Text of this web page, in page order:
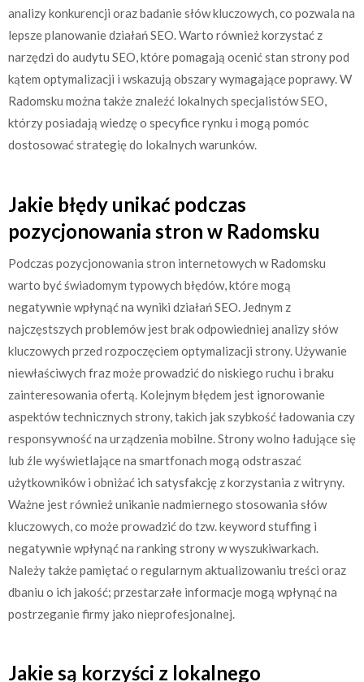
analizy konkurencji oraz badanie słów kluczowych, co pozwala na
lepsze planowanie działań SEO. Warto również korzystać z
narzędzi do audytu SEO, które pomagają ocenić stan strony pod
kątem optymalizacji i wskazują obszary wymagające poprawy. W
Radomsku można także znaleźć lokalnych specjalistów SEO,
którzy posiadają wiedzę o specyfice rynku i mogą pomóc
dostosować strategię do lokalnych warunków.
Jakie błędy unikać podczas
pozycjonowania stron w Radomsku
Podczas pozycjonowania stron internetowych w Radomsku
warto być świadomym typowych błędów, które mogą
negatywnie wpłynąć na wyniki działań SEO. Jednym z
najczęstszych problemów jest brak odpowiedniej analizy słów
kluczowych przed rozpoczęciem optymalizacji strony. Używanie
niewłaściwych fraz może prowadzić do niskiego ruchu i braku
zainteresowania ofertą. Kolejnym błędem jest ignorowanie
aspektów technicznych strony, takich jak szybkość ładowania czy
responsywność na urządzenia mobilne. Strony wolno ładujące się
lub źle wyświetlające na smartfonach mogą odstraszać
użytkowników i obniżać ich satysfakcję z korzystania z witryny.
Ważne jest również unikanie nadmiernego stosowania słów
kluczowych, co może prowadzić do tzw. keyword stuffing i
negatywnie wpłynąć na ranking strony w wyszukiwarkach.
Należy także pamiętać o regularnym aktualizowaniu treści oraz
dbaniu o ich jakość; przestarzałe informacje mogą wpłynąć na
postrzeganie firmy jako nieprofesjonalnej.
Jakie są korzyści z lokalnego